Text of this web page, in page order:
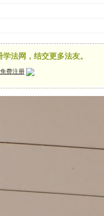
法网，结交更多法友。
免费注册